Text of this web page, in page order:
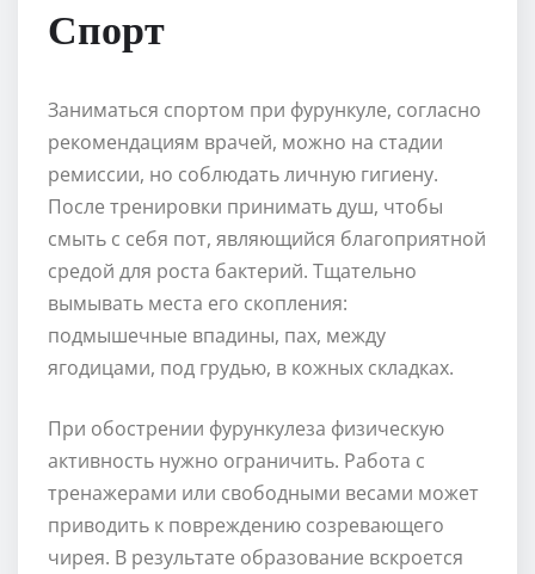
Спорт
Заниматься спортом при фурункуле, согласно
рекомендациям врачей, можно на стадии
ремиссии, но соблюдать личную гигиену.
После тренировки принимать душ, чтобы
смыть с себя пот, являющийся благоприятной
средой для роста бактерий. Тщательно
вымывать места его скопления:
подмышечные впадины, пах, между
ягодицами, под грудью, в кожных складках.
При обострении фурункулеза физическую
активность нужно ограничить. Работа с
тренажерами или свободными весами может
приводить к повреждению созревающего
чирея. В результате образование вскроется